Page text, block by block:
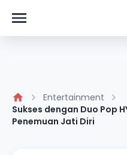
Entertainment
Sukses dengan Duo Pop
Penemuan Jati Diri